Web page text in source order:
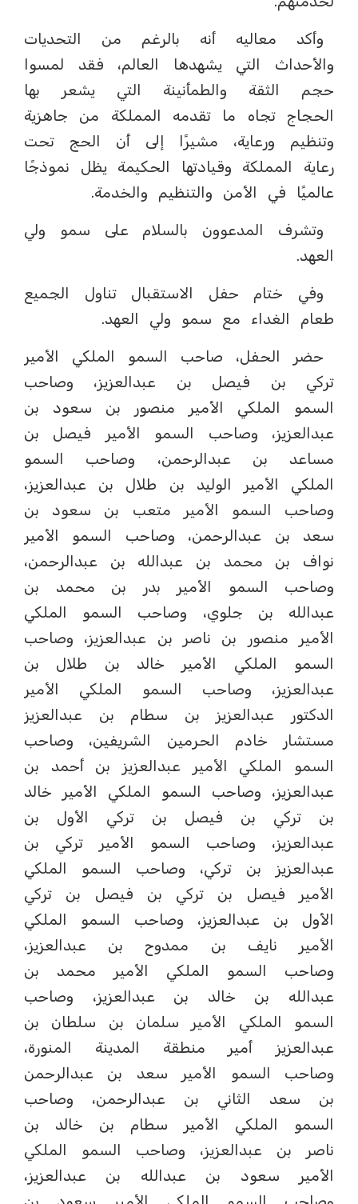
وأكد معاليه أنه بالرغم من التحديات
والأحداث التي يشهدها العالم، فقد لمسوا
حجم الثقة والطمأنينة التي يشعر بها
الحجاج تجاه ما تقدمه المملكة من جاهزية
وتنظيم ورعاية، مشيرًا إلى أن الحج تحت
رعاية المملكة وقيادتها الحكيمة يظل نموذجًا
عالميًا في الأمن والتنظيم والخدمة.
وتشرف المدعوون بالسلام على سمو ولي
العهد.
وفي ختام حفل الاستقبال تناول الجميع
طعام الغداء مع سمو ولي العهد.
حضر الحفل، صاحب السمو الملكي الأمير
تركي بن فيصل بن عبدالعزيز، وصاحب
السمو الملكي الأمير منصور بن سعود بن
عبدالعزيز، وصاحب السمو الأمير فيصل بن
مساعد بن عبدالرحمن، وصاحب السمو
الملكي الأمير الوليد بن طلال بن عبدالعزيز،
وصاحب السمو الأمير متعب بن سعود بن
سعد بن عبدالرحمن، وصاحب السمو الأمير
نواف بن محمد بن عبدالله بن عبدالرحمن،
وصاحب السمو الأمير بدر بن محمد بن
عبدالله بن جلوي، وصاحب السمو الملكي
الأمير منصور بن ناصر بن عبدالعزيز، وصاحب
السمو الملكي الأمير خالد بن طلال بن
عبدالعزيز، وصاحب السمو الملكي الأمير
الدكتور عبدالعزيز بن سطام بن عبدالعزيز
مستشار خادم الحرمين الشريفين، وصاحب
السمو الملكي الأمير عبدالعزيز بن أحمد بن
عبدالعزيز، وصاحب السمو الملكي الأمير خالد
بن تركي بن فيصل بن تركي الأول بن
عبدالعزيز، وصاحب السمو الأمير تركي بن
عبدالعزيز بن تركي، وصاحب السمو الملكي
الأمير فيصل بن تركي بن فيصل بن تركي
الأول بن عبدالعزيز، وصاحب السمو الملكي
الأمير نايف بن ممدوح بن عبدالعزيز،
وصاحب السمو الملكي الأمير محمد بن
عبدالله بن خالد بن عبدالعزيز، وصاحب
السمو الملكي الأمير سلمان بن سلطان بن
عبدالعزيز أمير منطقة المدينة المنورة،
وصاحب السمو الأمير سعد بن عبدالرحمن
بن سعد الثاني بن عبدالرحمن، وصاحب
السمو الملكي الأمير سطام بن خالد بن
ناصر بن عبدالعزيز، وصاحب السمو الملكي
الأمير سعود بن عبدالله بن عبدالعزيز،